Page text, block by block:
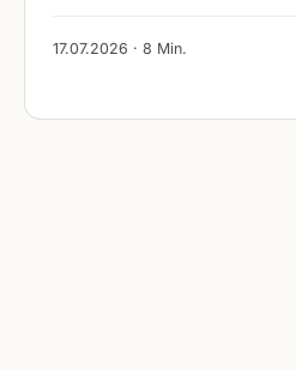
17.07.2026 · 8 Min.